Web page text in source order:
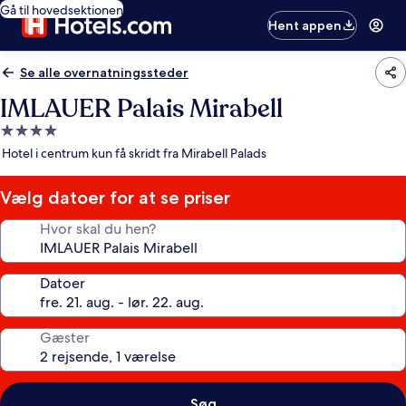
Gå til hovedsektionen
Hent appen
Se alle overnatningssteder
IMLAUER Palais Mirabell
4.0-
stjernet
Hotel i centrum kun få skridt fra Mirabell Palads
Vælg datoer for at se priser
Hvor skal du hen?
Datoer
Gæster